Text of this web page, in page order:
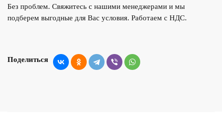
Без проблем. Свяжитесь с нашими менеджерами и мы
подберем выгодные для Вас условия. Работаем с НДС.
Поделиться